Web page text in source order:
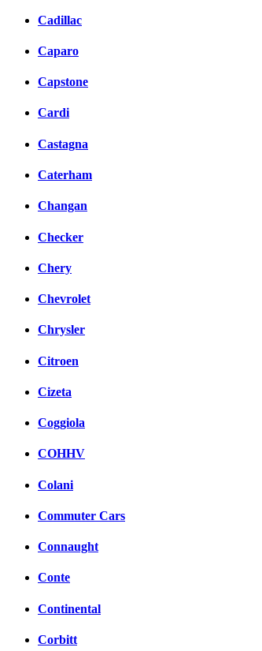
Cadillac
Caparo
Capstone
Cardi
Castagna
Caterham
Changan
Checker
Chery
Chevrolet
Chrysler
Citroen
Cizeta
Coggiola
COHHV
Colani
Commuter Cars
Connaught
Conte
Continental
Corbitt